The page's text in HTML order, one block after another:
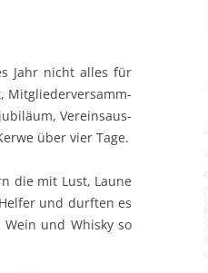
Jahr nicht alles für
Mit­gliederver­samm­
Vere­in­saus­
über vier Tage.
die mit Lust, Laune
und durften es
und Whisky so